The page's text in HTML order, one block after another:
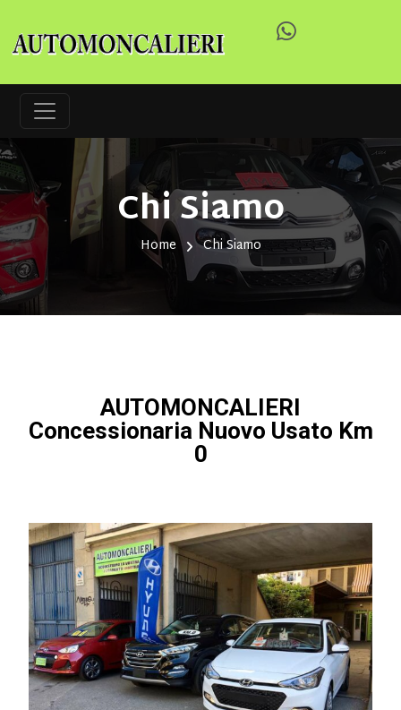
Chi Siamo
Home Chi Siamo
AUTOMONCALIERI
Concessionaria Nuovo Usato Km
0